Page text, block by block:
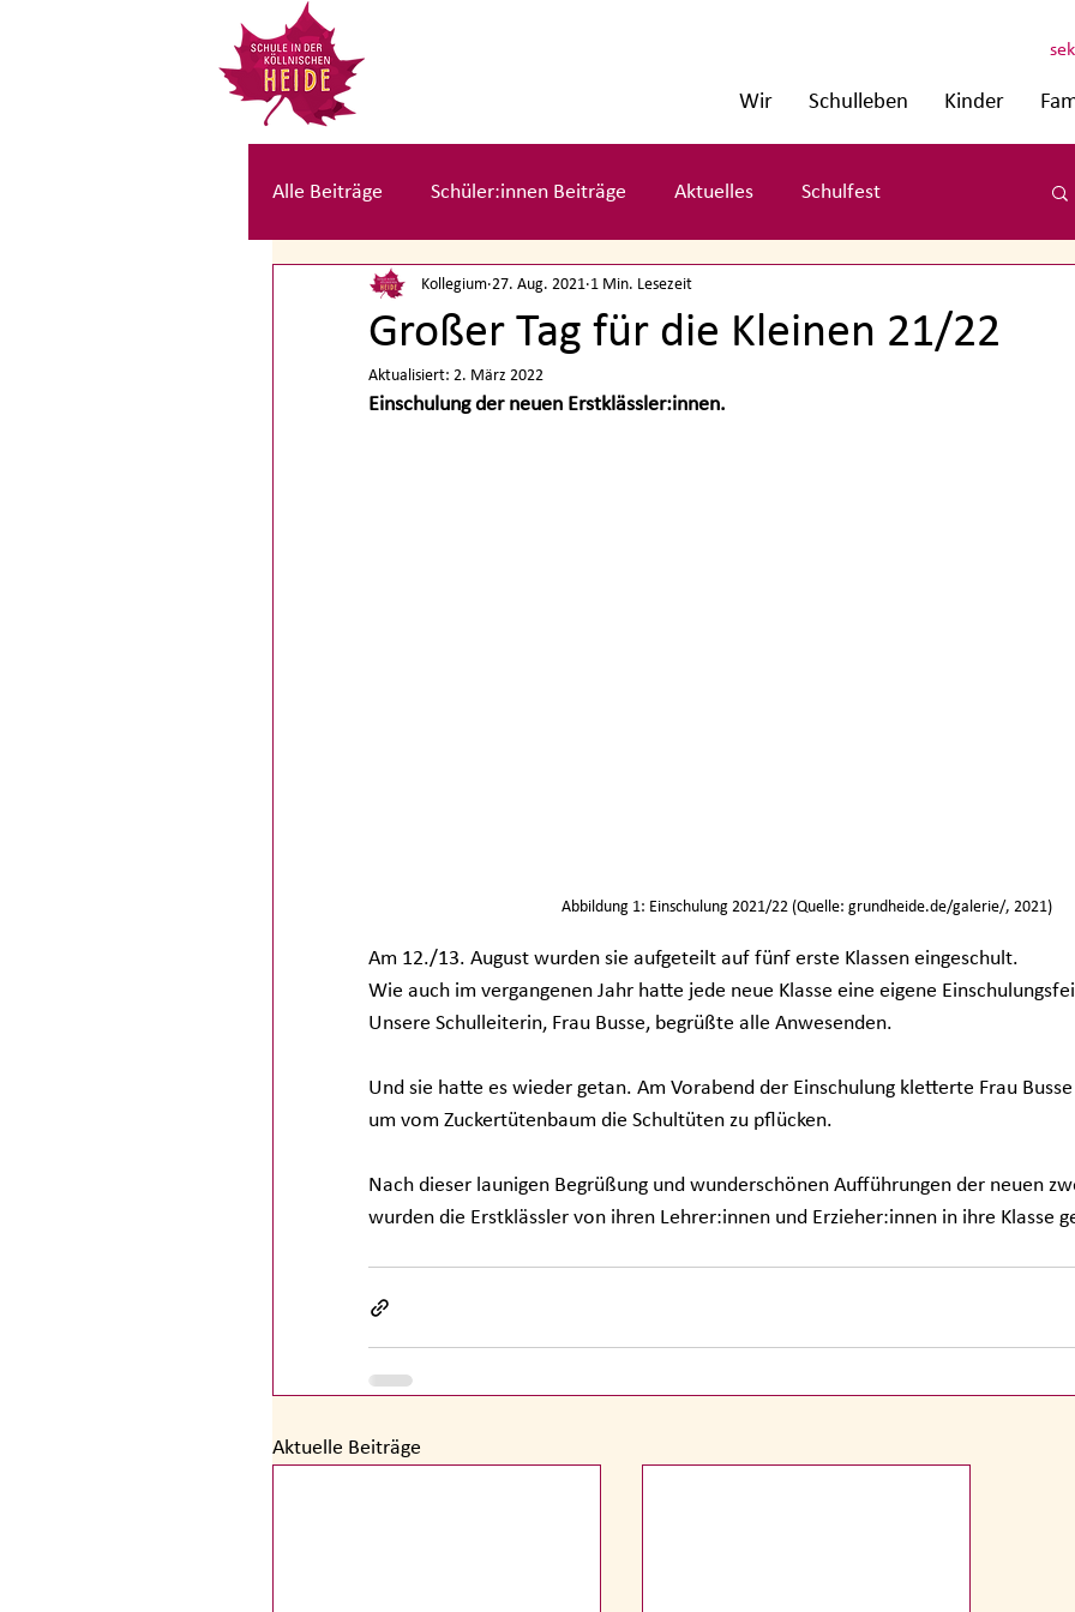
Wir Schulleben Kinder
Alle Beiträge Schüler:innen Beiträge Aktuelles Schulfest
Kolleg:innen Beiträge
Großer Tag für die Kleinen 21/22
Kollegium 27. Aug. 2021 1 Min. Lesezeit
Aktualisiert: 2. März 2022
Einschulung der neuen Erstklässler:innen.
Abbildung 1: Einschulung 2021/22 (Quelle: grundheide.de/galerie/, 2021)
Am 12./13. August wurden sie aufgeteilt auf fünf erste Klassen eingeschult.
Wie auch im vergangenen Jahr hatte jede neue Klasse eine eigene
Unsere Schulleiterin, Frau Busse, begrüßte alle Anwesenden.
Und sie hatte es wieder getan. Am Vorabend der Einschulung kletterte Frau
um vom Zuckertütenbaum die Schultüten zu pflücken.
Nach dieser launigen Begrüßung und wunderschönen Aufführungen der neuen
wurden die Erstklässler von ihren Lehrer:innen und Erzieher:innen in ihre Klasse
Aktuelle Beiträge